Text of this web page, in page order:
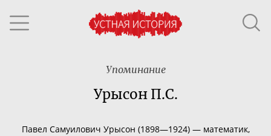
Упоминание
Урысон П.С.
Павел Самуилович Урысон (1898—1924) — математик,